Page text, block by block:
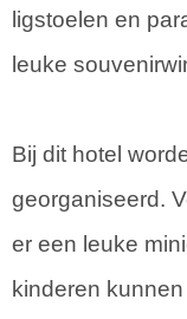
ligstoelen en
leuke
Bij dit hotel
georganiseerd.
er een leuke
kinderen